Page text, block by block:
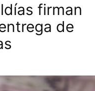
firman
de